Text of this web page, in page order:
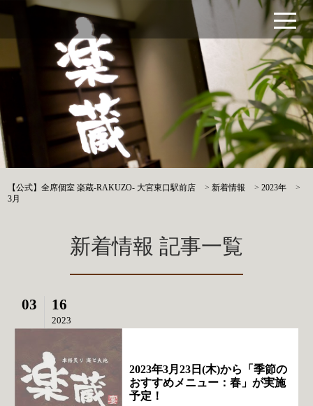
【公式】全席個室 楽蔵‐RAKUZO‐ 大宮東口駅前店 >新着情報 >2023年
>
3月
新着情報 記事一覧
03 16
2023
2023年3月23日(木)から「季節の
おすすめメニュー：春」が実施
予定！